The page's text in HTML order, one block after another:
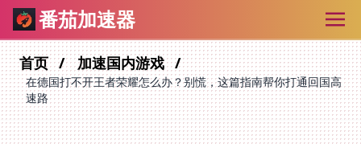
番茄加速器
首页 加速国内游戏
在德国打不开王者荣耀怎么办？别慌，这篇指南帮你打通回国高
速路